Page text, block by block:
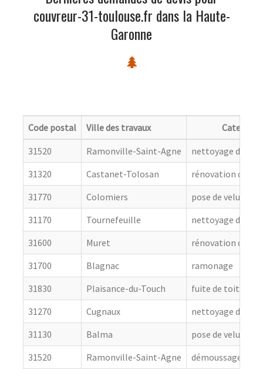
couvreur-31-toulouse.fr dans la Haute-
Garonne
Code postal Ville des travaux
Categorie
31520
Ramonville-Saint-Agne
nettoyage de
31320
Castanet-Tolosan
rénovation de
31770
Colomiers
pose de velux
31170
Tournefeuille
nettoyage de
31600
Muret
rénovation de
31700
Blagnac
ramonage
31830
Plaisance-du-Touch
fuite de toiture
31270
Cugnaux
nettoyage de
31130
Balma
pose de velux
31520
Ramonville-Saint-Agne démoussage de